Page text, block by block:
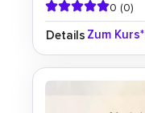
0 (0)
Details Zum Kurs*